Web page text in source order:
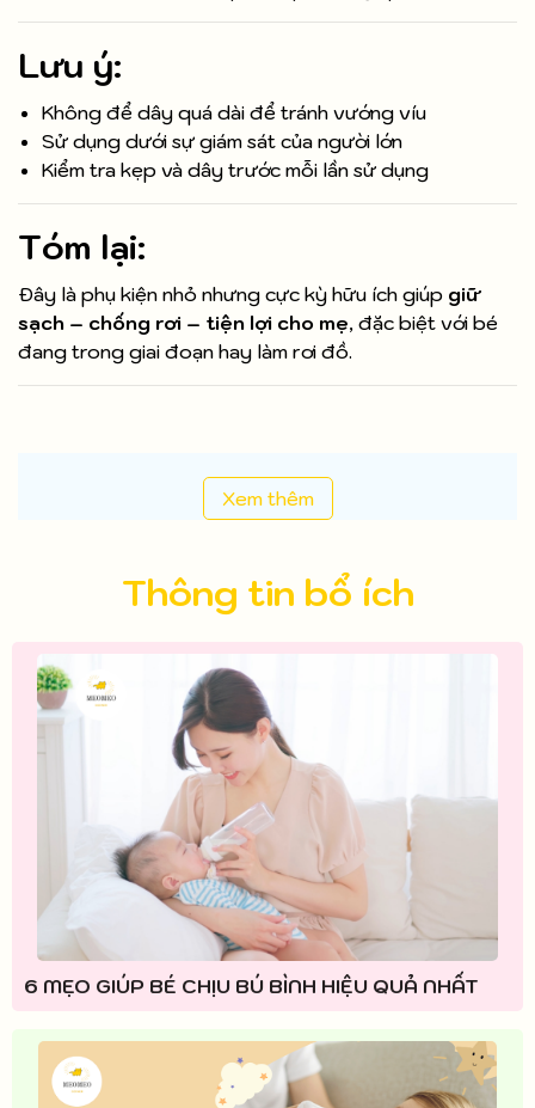
Lưu ý:
Không để dây quá dài để tránh vướng víu
Sử dụng dưới sự giám sát của người lớn
Kiểm tra kẹp và dây trước mỗi lần sử dụng
Tóm lại:
Đây là phụ kiện nhỏ nhưng cực kỳ hữu ích giúp giữ
sạch – chống rơi – tiện lợi cho mẹ, đặc biệt với bé
đang trong giai đoạn hay làm rơi đồ.
Xem thêm
Thông tin bổ ích
6 MẸO GIÚP BÉ CHỊU BÚ BÌNH HIỆU QUẢ NHẤT